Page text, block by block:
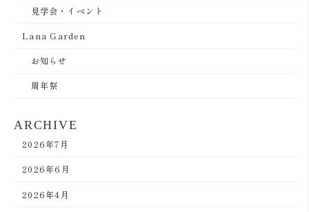
見学会・イベント
Lana Garden
お知らせ
周年祭
ARCHIVE
2026年7月
2026年6月
2026年4月